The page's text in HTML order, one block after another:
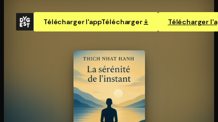
Télécharger l'appTélécharger Télécharger